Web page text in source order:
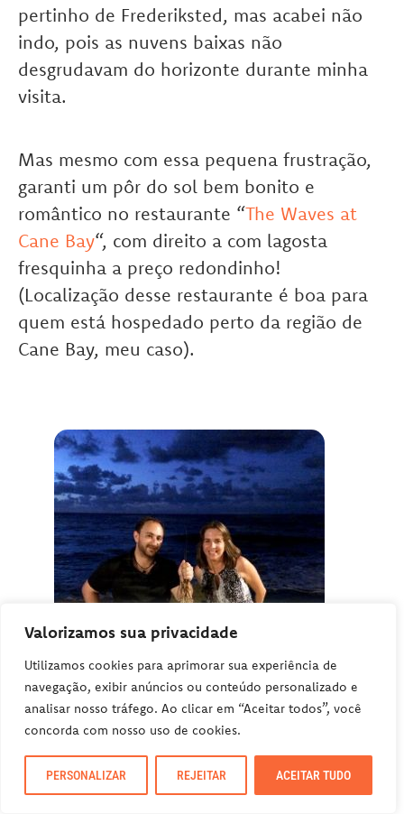
Valorizamos sua privacidade
Utilizamos cookies para aprimorar sua experiência de
navegação, exibir anúncios ou conteúdo personalizado e
analisar nosso tráfego. Ao clicar em “Aceitar todos”, você
concorda com nosso uso de cookies.
PERSONALIZAR REJEITAR ACEITAR TUDO
pertinho de Frederiksted, mas acabei não
indo, pois as nuvens baixas não
desgrudavam do horizonte durante minha
visita.
Mas mesmo com essa pequena frustração,
garanti um pôr do sol bem bonito e
romântico no restaurante “The Waves at
Cane Bay“, com direito a com lagosta
fresquinha a preço redondinho!
(Localização desse restaurante é boa para
quem está hospedado perto da região de
Cane Bay, meu caso).
Meu jantar